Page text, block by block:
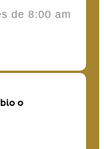
de 8:00 am
o